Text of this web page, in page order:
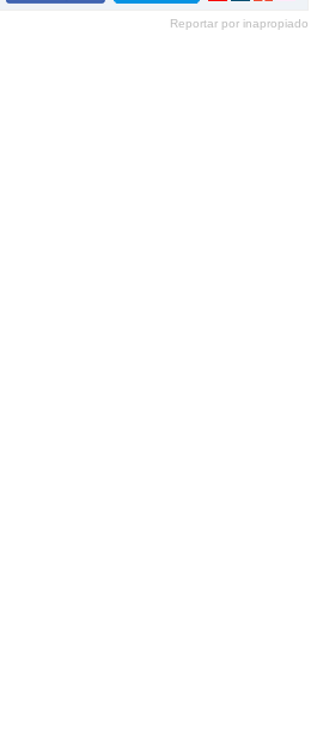
Pinterest
tumblrGoogle+
Reportar por inapropiado